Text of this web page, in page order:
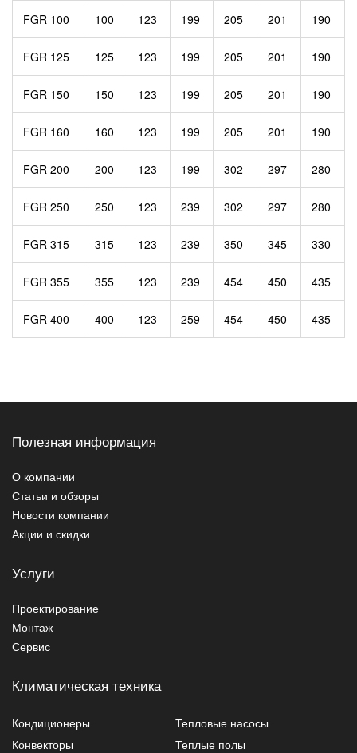
FGR 100 100 123 199 205 201 190
FGR 125 125 123 199 205 201 190
FGR 150 150 123 199 205 201 190
FGR 160 160 123 199 205 201 190
FGR 200 200 123 199 302 297 280
FGR 250 250 123 239 302 297 280
FGR 315 315 123 239 350 345 330
FGR 355 355 123 239 454 450 435
FGR 400 400 123 259 454 450 435
Полезная информация
О компании
Статьи и обзоры
Новости компании
Акции и скидки
Услуги
Проектирование
Монтаж
Сервис
Климатическая техника
Кондиционеры
Тепловые насосы
Конвекторы
Теплые полы